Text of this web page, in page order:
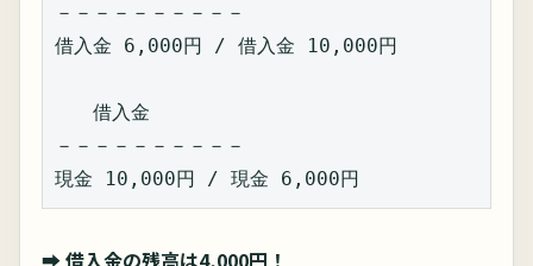
－－－－－－－－－－
借入金 6,000円 / 借入金 10,000円
借入金
－－－－－－－－－－
現金 10,000円 / 現金 6,000円
➡借入金の残高は4,000円！